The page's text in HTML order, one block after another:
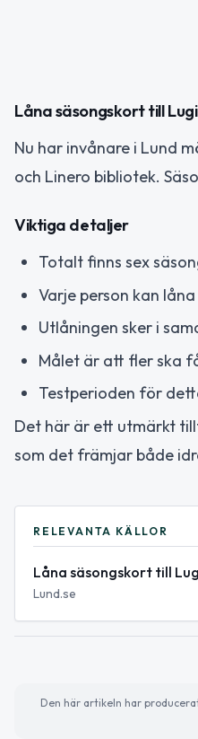
Låna säsongskort till
Nu har invånare i Lund
och Linero bibliotek.
Viktiga detaljer
Totalt finns sex
Varje person kan
Utlåningen sker i
Målet är att fler ska
Testperioden för
Det här är ett utmärkt
som det främjar både
RELEVANTA KÄLLOR
Låna säsongskort till
Lund.se
Den här artikeln har